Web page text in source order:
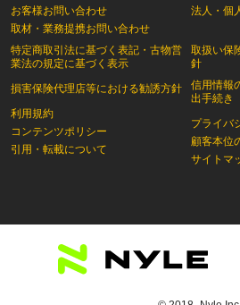
お客様お問い合わせ
取材・業務提携お問い合わせ
特定商取引法に基づく表記・古物営
業法の規定に基づく表示
損害保険代理店等における勧誘方針
利用規約
コンテンツポリシー
引用・転載について
法人・個
取扱い保
針
信用情報
出手続き
プライバ
顧客本位
サイトマ